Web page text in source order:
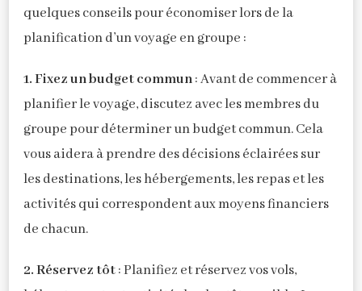
CONSEILS
ECONOMISER
quelques conseils pour économiser lors de la
planification d’un voyage en groupe :
1. Fixez un budget commun: Avant de commencer à
planifier le voyage, discutez avec les membres du
groupe pour déterminer un budget commun. Cela
vous aidera à prendre des décisions éclairées sur
les destinations, les hébergements, les repas et les
activités qui correspondent aux moyens financiers
de chacun.
2. Réservez tôt: Planifiez et réservez vos vols,